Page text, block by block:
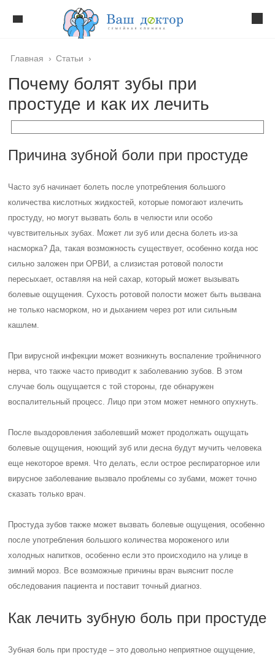
Главная › Статьи ›
Почему болят зубы при
простуде и как их лечить
Причина зубной боли при простуде
Часто зуб начинает болеть после употребления большого
количества кислотных жидкостей, которые помогают излечить
простуду, но могут вызвать боль в челюсти или особо
чувствительных зубах. Может ли зуб или десна болеть из-за
насморка? Да, такая возможность существует, особенно когда нос
сильно заложен при ОРВИ, а слизистая ротовой полости
пересыхает, оставляя на ней сахар, который может вызывать
болевые ощущения. Сухость ротовой полости может быть вызвана
не только насморком, но и дыханием через рот или сильным
кашлем.
При вирусной инфекции может возникнуть воспаление тройничного
нерва, что также часто приводит к заболеванию зубов. В этом
случае боль ощущается с той стороны, где обнаружен
воспалительный процесс. Лицо при этом может немного опухнуть.
После выздоровления заболевший может продолжать ощущать
болевые ощущения, ноющий зуб или десна будут мучить человека
еще некоторое время. Что делать, если острое респираторное или
вирусное заболевание вызвало проблемы со зубами, может точно
сказать только врач.
Простуда зубов также может вызвать болевые ощущения, особенно
после употребления большого количества мороженого или
холодных напитков, особенно если это происходило на улице в
зимний мороз. Все возможные причины врач выяснит после
обследования пациента и поставит точный диагноз.
Как лечить зубную боль при простуде
Зубная боль при простуде – это довольно неприятное ощущение,